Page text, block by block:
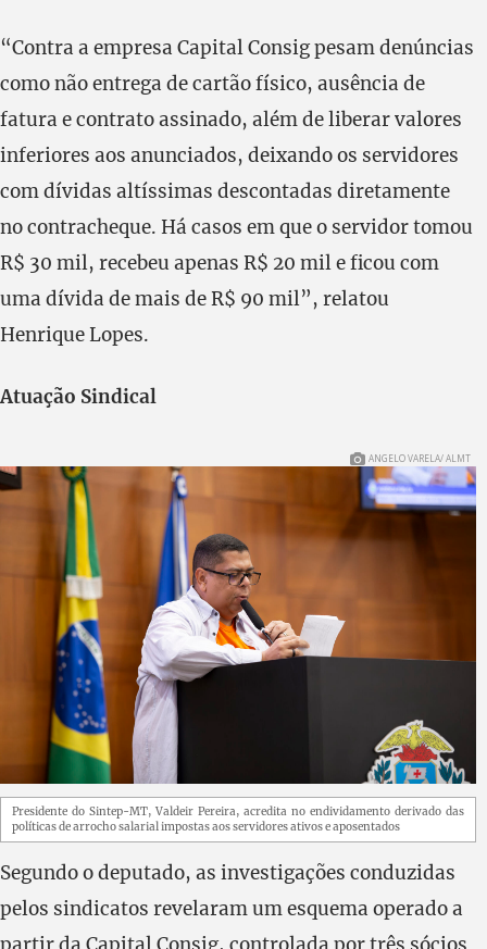
“Contra a empresa Capital Consig pesam denúncias
como não entrega de cartão físico, ausência de
fatura e contrato assinado, além de liberar valores
inferiores aos anunciados, deixando os servidores
com dívidas altíssimas descontadas diretamente
no contracheque. Há casos em que o servidor tomou
R$ 30 mil, recebeu apenas R$ 20 mil e ficou com
uma dívida de mais de R$ 90 mil”, relatou
Henrique Lopes.
Atuação Sindical
ANGELO VARELA/ ALMT
Presidente do Sintep-MT, Valdeir Pereira, acredita no endividamento derivado das
políticas de arrocho salarial impostas aos servidores ativos e aposentados
Segundo o deputado, as investigações conduzidas
pelos sindicatos revelaram um esquema operado a